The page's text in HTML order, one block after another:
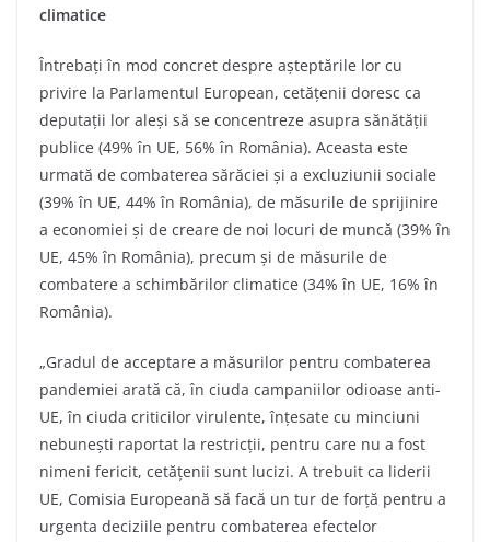
climatice
Întrebați în mod concret despre așteptările lor cu
privire la Parlamentul European, cetățenii doresc ca
deputații lor aleși să se concentreze asupra sănătății
publice (49% în UE, 56% în România). Aceasta este
urmată de combaterea sărăciei și a excluziunii sociale
(39% în UE, 44% în România), de măsurile de sprijinire
a economiei și de creare de noi locuri de muncă (39% în
UE, 45% în România), precum și de măsurile de
combatere a schimbărilor climatice (34% în UE, 16% în
România).
„Gradul de acceptare a măsurilor pentru combaterea
pandemiei arată că, în ciuda campaniilor odioase anti-
UE, în ciuda criticilor virulente, înțesate cu minciuni
nebunești raportat la restricții, pentru care nu a fost
nimeni fericit, cetățenii sunt lucizi. A trebuit ca liderii
UE, Comisia Europeană să facă un tur de forță pentru a
urgenta deciziile pentru combaterea efectelor